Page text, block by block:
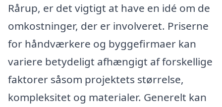
Rårup, er det vigtigt at have en idé om de
omkostninger, der er involveret. Priserne
for håndværkere og byggefirmaer kan
variere betydeligt afhængigt af forskellige
faktorer såsom projektets størrelse,
kompleksitet og materialer. Generelt kan